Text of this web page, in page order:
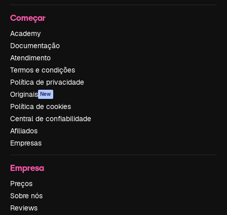
Começar
Academy
Documentação
Atendimento
Termos e condições
Política de privacidade
Originais New
Política de cookies
Central de confiabilidade
Afiliados
Empresas
Empresa
Preços
Sobre nós
Reviews